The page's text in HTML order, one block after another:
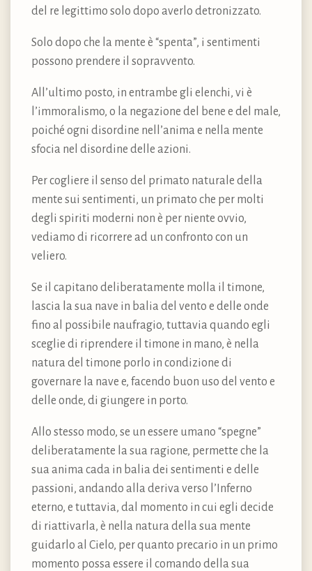
del re legittimo solo dopo averlo detronizzato.
Solo dopo che la mente è “spenta”, i sentimenti
possono prendere il sopravvento.
All’ultimo posto, in entrambe gli elenchi, vi è
l’immoralismo, o la negazione del bene e del male,
poiché ogni disordine nell’anima e nella mente
sfocia nel disordine delle azioni.
Per cogliere il senso del primato naturale della
mente sui sentimenti, un primato che per molti
degli spiriti moderni non è per niente ovvio,
vediamo di ricorrere ad un confronto con un
veliero.
Se il capitano deliberatamente molla il timone,
lascia la sua nave in balia del vento e delle onde
fino al possibile naufragio, tuttavia quando egli
sceglie di riprendere il timone in mano, è nella
natura del timone porlo in condizione di
governare la nave e, facendo buon uso del vento e
delle onde, di giungere in porto.
Allo stesso modo, se un essere umano “spegne”
deliberatamente la sua ragione, permette che la
sua anima cada in balia dei sentimenti e delle
passioni, andando alla deriva verso l’Inferno
eterno, e tuttavia, dal momento in cui egli decide
di riattivarla, è nella natura della sua mente
guidarlo al Cielo, per quanto precario in un primo
momento possa essere il comando della sua